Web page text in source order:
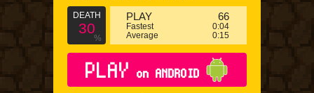
DEATH
30
%
PLAY 66
Fastest
0:04
Average
0:15
PLAY on ANDROID